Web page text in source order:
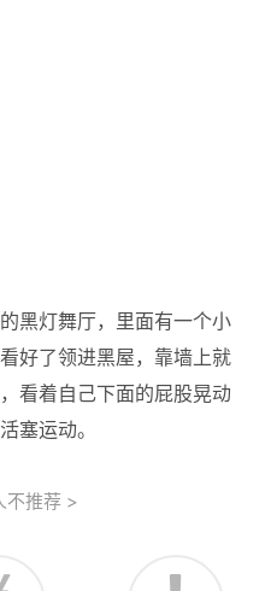
黑灯舞厅，里面有一个小
好了领进黑屋，靠墙上就
看着自己下面的屁股晃动
塞运动。
不推荐 >